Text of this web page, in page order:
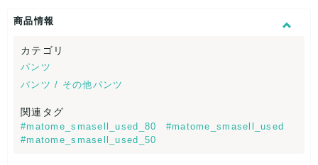
商品情報
カテゴリ
パンツ
パンツ / その他パンツ
関連タグ
#matome_smasell_used_80
#matome_smasell_used
#matome_smasell_used_50